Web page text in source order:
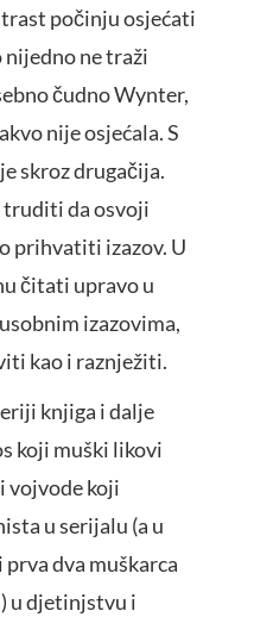
počinju osjećati
ne traži
čudno Wynter,
nije osjećala. S
skroz drugačija.
truditi da osvoji
prihvatiti izazov. U
čitati upravo u
izazovima,
kao i raznježiti.
knjiga i dalje
koji muški likovi
vojvode koji
u serijalu (a u
dva muškarca
u djetinjstvu i